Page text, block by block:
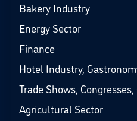
Bakery Industry
Energy Sector
Finance
Hotel Industry,
Trade Shows,
Agricultural Sector